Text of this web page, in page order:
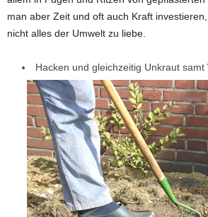
man aber Zeit und oft auch Kraft
nicht alles der Umwelt zu liebe.
Hacken und gleichzeitig Unkraut